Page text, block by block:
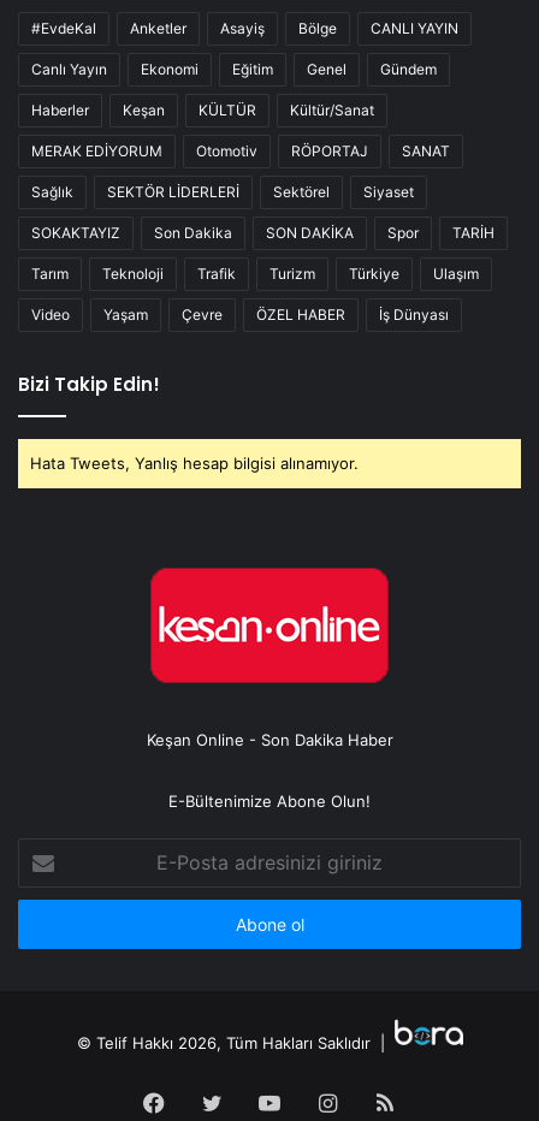
#EvdeKal Anketler Asayiş Bölge CANLI YAYIN
Canlı Yayın Ekonomi Eğitim Genel Gündem
Haberler Keşan KÜLTÜR Kültür/Sanat
MERAK EDİYORUM Otomotiv RÖPORTAJ SANAT
Sağlık SEKTÖR LİDERLERİ Sektörel Siyaset
SOKAKTAYIZ Son Dakika SON DAKİKA Spor TARİH
Tarım Teknoloji Trafik Turizm Türkiye Ulaşım
Video Yaşam Çevre ÖZEL HABER İş Dünyası
Bizi Takip Edin!
Hata Tweets, Yanlış hesap bilgisi alınamıyor.
Keşan Online - Son Dakika Haber
E-Bültenimize Abone Olun!
Posta
adresinizi
© Telif Hakkı 2026, Tüm Hakları Saklıdır |
Facebook
TwitterYouTubeInstagram
RSS